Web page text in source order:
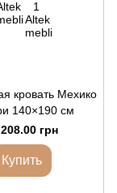
кровать Мехико
140×190 см
грн
Купить